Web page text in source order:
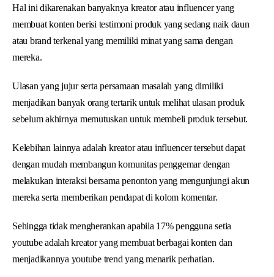
Hal ini dikarenakan banyaknya kreator atau influencer yang
membuat konten berisi testimoni produk yang sedang naik daun
atau brand terkenal yang memiliki minat yang sama dengan
mereka.
Ulasan yang jujur serta persamaan masalah yang dimiliki
menjadikan banyak orang tertarik untuk melihat ulasan produk
sebelum akhirnya memutuskan untuk membeli produk tersebut.
Kelebihan lainnya adalah kreator atau influencer tersebut dapat
dengan mudah membangun komunitas penggemar dengan
melakukan interaksi bersama penonton yang mengunjungi akun
mereka serta memberikan pendapat di kolom komentar.
Sehingga tidak mengherankan apabila 17% pengguna setia
youtube adalah kreator yang membuat berbagai konten dan
menjadikannya youtube trend yang menarik perhatian.